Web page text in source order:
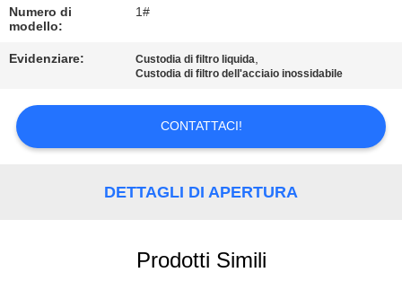
RICHIEDA
UNA
MAPPA
Numero di
modello:
1#
Evidenziare: Custodia di filtro liquida,
Custodia di filtro dell'acciaio inossidabile
CONTATTACI!
DETTAGLI DI APERTURA
Prodotti Simili